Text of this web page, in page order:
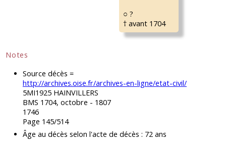
○ ?
† avant 1704
Notes
Source décès =
http://archives.oise.fr/archives-en-ligne/etat-civil/
5MI1925 HAINVILLERS
BMS 1704, octobre - 1807
1746
Page 145/514
Âge au décès selon l'acte de décès : 72 ans